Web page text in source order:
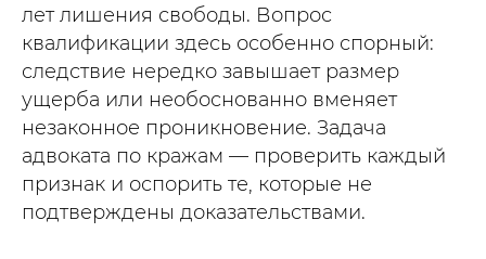
лет лишения свободы. Вопрос
квалификации здесь особенно спорный:
следствие нередко завышает размер
ущерба или необоснованно вменяет
незаконное проникновение. Задача
адвоката по кражам — проверить каждый
признак и оспорить те, которые не
подтверждены доказательствами.